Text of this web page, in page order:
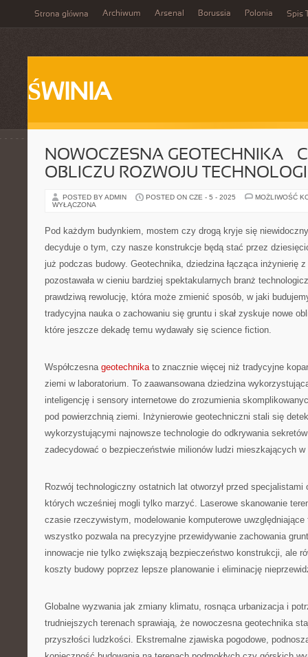
Strona główna Archiwum Arsenal Borussia Polonia Spis
ŚWINIA
NOWOCZESNA GEOTECHNIKA –
OBLICZU ROZWOJU
POSTED BY ADMIN POSTED ON CZE - 5 - 2025
MOŻLIWOŚĆ
WYŁĄCZONA
Pod każdym budynkiem, mostem czy drogą kryje się
decyduje o tym, czy nasze konstrukcje będą stać przez
już podczas budowy. Geotechnika, dziedzina łącząca inżynierię
pozostawała w cieniu bardziej spektakularnych branż
prawdziwą rewolucję, która może zmienić sposób, w jaki
tradycyjna nauka o zachowaniu się gruntu i skał zyskuje nowe
które jeszcze dekadę temu wydawały się science fiction.
Współczesna geotechnikato znacznie więcej niż tradycyjne
ziemi w laboratorium. To zaawansowana dziedzina
inteligencję i sensory internetowe do zrozumienia
pod powierzchnią ziemi. Inżynierowie geotechniczni stali się
wykorzystującymi najnowsze technologie do odkrywania
zadecydować o bezpieczeństwie milionów ludzi mieszkających
Rozwój technologiczny ostatnich lat otworzył przed
których wcześniej mogli tylko marzyć. Laserowe skanowanie
czasie rzeczywistym, modelowanie komputerowe
wszystko pozwala na precyzyjne przewidywanie zachowania
innowacje nie tylko zwiększają bezpieczeństwo konstrukcji, ale
koszty budowy poprzez lepsze planowanie i eliminację
Globalne wyzwania jak zmiany klimatu, rosnąca urbanizacja i
trudniejszych terenach sprawiają, że nowoczesna geotechnika
przyszłości ludzkości. Ekstremalne zjawiska pogodowe,